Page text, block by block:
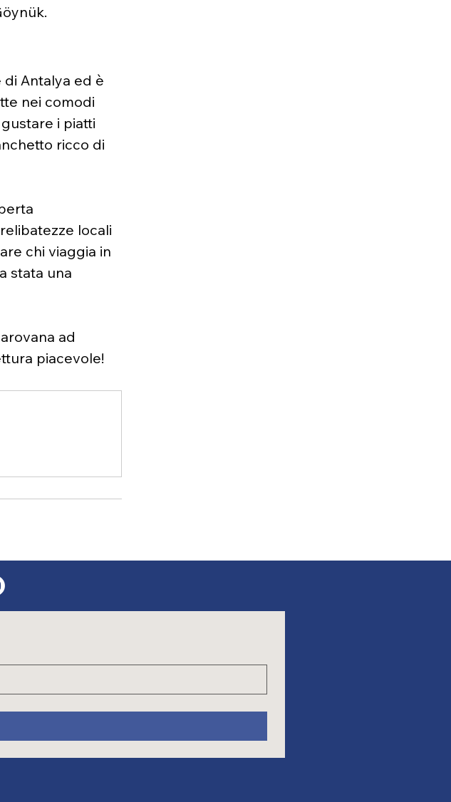
Antalya ed è
nei comodi
i piatti
ricco di
locali
chi viaggia in
stata una
ad
piacevole!